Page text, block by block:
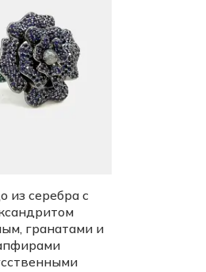
из серебра с
гранатами и